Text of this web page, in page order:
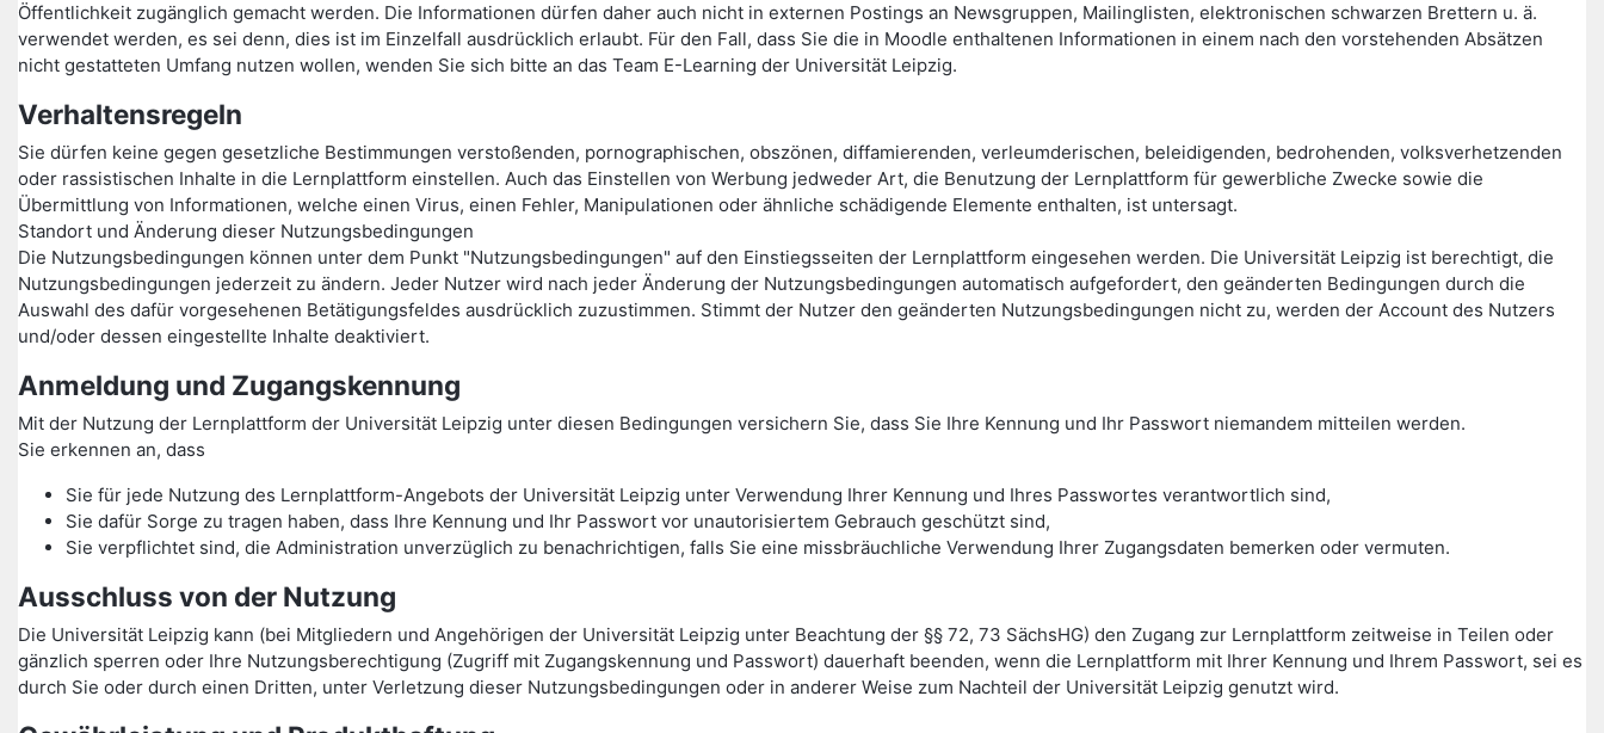
Öffentlichkeit zugänglich gemacht werden. Die Informationen dürfen daher auch nicht in externen Postings an Newsgruppen, Mailinglisten, elektronischen schwarzen Brettern u. ä.
verwendet werden, es sei denn, dies ist im Einzelfall ausdrücklich erlaubt. Für den Fall, dass Sie die in Moodle enthaltenen Informationen in einem nach den vorstehenden Absätzen
nicht gestatteten Umfang nutzen wollen, wenden Sie sich bitte an das Team E-Learning der Universität Leipzig.
Verhaltensregeln
Sie dürfen keine gegen gesetzliche Bestimmungen verstoßenden, pornographischen, obszönen, diffamierenden, verleumderischen, beleidigenden, bedrohenden, volksverhetzenden
oder rassistischen Inhalte in die Lernplattform einstellen. Auch das Einstellen von Werbung jedweder Art, die Benutzung der Lernplattform für gewerbliche Zwecke sowie die
Übermittlung von Informationen, welche einen Virus, einen Fehler, Manipulationen oder ähnliche schädigende Elemente enthalten, ist untersagt.
Standort und Änderung dieser Nutzungsbedingungen
Die Nutzungsbedingungen können unter dem Punkt "Nutzungsbedingungen" auf den Einstiegsseiten der Lernplattform eingesehen werden. Die Universität Leipzig ist berechtigt, die
Nutzungsbedingungen jederzeit zu ändern. Jeder Nutzer wird nach jeder Änderung der Nutzungsbedingungen automatisch aufgefordert, den geänderten Bedingungen durch die
Auswahl des dafür vorgesehenen Betätigungsfeldes ausdrücklich zuzustimmen. Stimmt der Nutzer den geänderten Nutzungsbedingungen nicht zu, werden der Account des Nutzers
und/oder dessen eingestellte Inhalte deaktiviert.
Anmeldung und Zugangskennung
Mit der Nutzung der Lernplattform der Universität Leipzig unter diesen Bedingungen versichern Sie, dass Sie Ihre Kennung und Ihr Passwort niemandem mitteilen werden.
Sie erkennen an, dass
Sie für jede Nutzung des Lernplattform-Angebots der Universität Leipzig unter Verwendung Ihrer Kennung und Ihres Passwortes verantwortlich sind,
Sie dafür Sorge zu tragen haben, dass Ihre Kennung und Ihr Passwort vor unautorisiertem Gebrauch geschützt sind,
Sie verpflichtet sind, die Administration unverzüglich zu benachrichtigen, falls Sie eine missbräuchliche Verwendung Ihrer Zugangsdaten bemerken oder vermuten.
Ausschluss von der Nutzung
Die Universität Leipzig kann (bei Mitgliedern und Angehörigen der Universität Leipzig unter Beachtung der §§ 72, 73 SächsHG) den Zugang zur Lernplattform zeitweise in Teilen oder
gänzlich sperren oder Ihre Nutzungsberechtigung (Zugriff mit Zugangskennung und Passwort) dauerhaft beenden, wenn die Lernplattform mit Ihrer Kennung und Ihrem Passwort, sei es
durch Sie oder durch einen Dritten, unter Verletzung dieser Nutzungsbedingungen oder in anderer Weise zum Nachteil der Universität Leipzig genutzt wird.